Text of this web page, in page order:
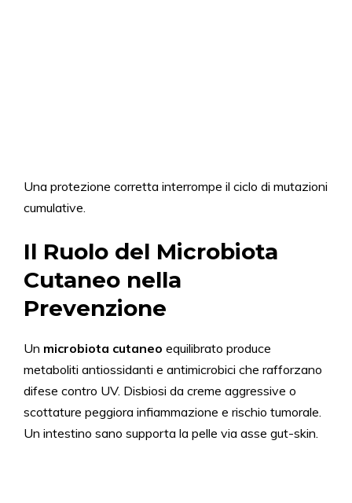
Una protezione corretta interrompe il ciclo di mutazioni
cumulative.
Il Ruolo del Microbiota
Cutaneo nella
Prevenzione
Un microbiota cutaneo equilibrato produce
metaboliti antiossidanti e antimicrobici che rafforzano
difese contro UV. Disbiosi da creme aggressive o
scottature peggiora infiammazione e rischio tumorale.
Un intestino sano supporta la pelle via asse gut-skin.